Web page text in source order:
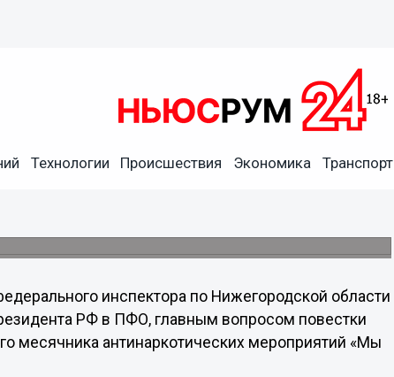
Технологии Происшествия Экономика Транспорт
первого совещания у главного
Нижегородской области
инспектора по Нижегородской области
РФ в ПФО, главным вопросом повестки
месячника антинаркотических мероприятий «Мы